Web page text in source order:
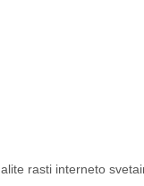
rasti interneto